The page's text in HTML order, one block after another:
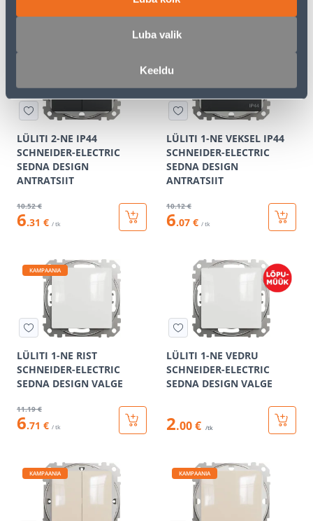
Luba valik
Keeldu
.92 €
LÜLITI 2-NE IP44
SCHNEIDER-ELECTRIC
SEDNA DESIGN
ANTRATSIIT
10.52 €
6.31 € / tk
LÜLITI 1-NE VEKSEL IP44
SCHNEIDER-ELECTRIC
SEDNA DESIGN
ANTRATSIIT
10.12 €
6.07 € / tk
KAMPAANIA
LÜLITI 1-NE RIST
SCHNEIDER-ELECTRIC
SEDNA DESIGN VALGE
11.19 €
6.71 € / tk
LÜLITI 1-NE VEDRU
SCHNEIDER-ELECTRIC
SEDNA DESIGN VALGE
2.00 € /tk
KAMPAANIA KAMPAANIA